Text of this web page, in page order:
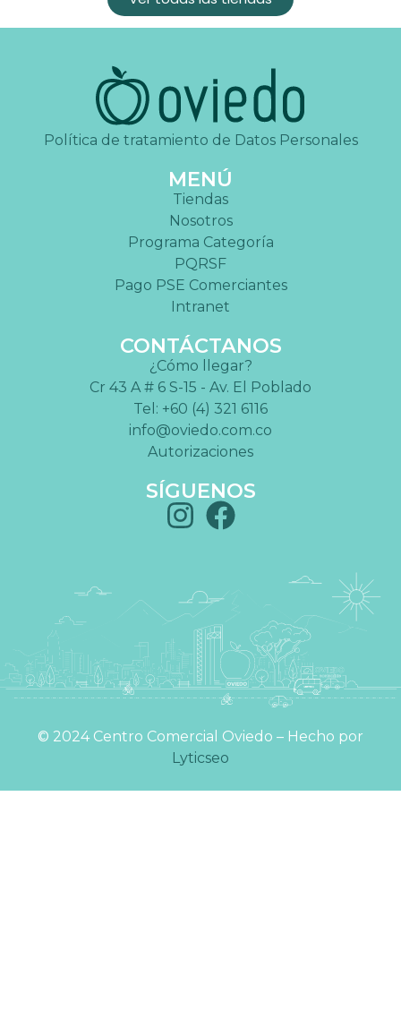
Política de tratamiento de Datos Personales
MENÚ
Tiendas
Nosotros
Programa Categoría
PQRSF
Pago PSE Comerciantes
Intranet
CONTÁCTANOS
¿Cómo llegar?
Cr 43 A # 6 S-15 - Av. El Poblado
Tel: +60 (4) 321 6116
info@oviedo.com.co
Autorizaciones
SÍGUENOS
©️ 2024 Centro Comercial Oviedo – Hecho por
Lyticseo